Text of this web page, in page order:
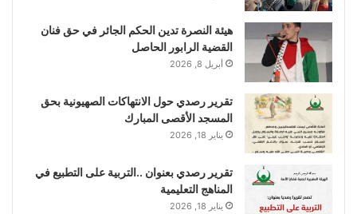
هيئة النصرة تدين الحكم الجائر في حق فنان
القضية الرابور الحاصل
أبريل 8, 2026
تقرير رصدي حول الانتهاكات الصهيونية بحق
المسجد الأقصى المبارك
يناير 18, 2026
تقرير رصدي بعنوان ..التربية على التطبيع في
المناهج التعليمية
يناير 18, 2026